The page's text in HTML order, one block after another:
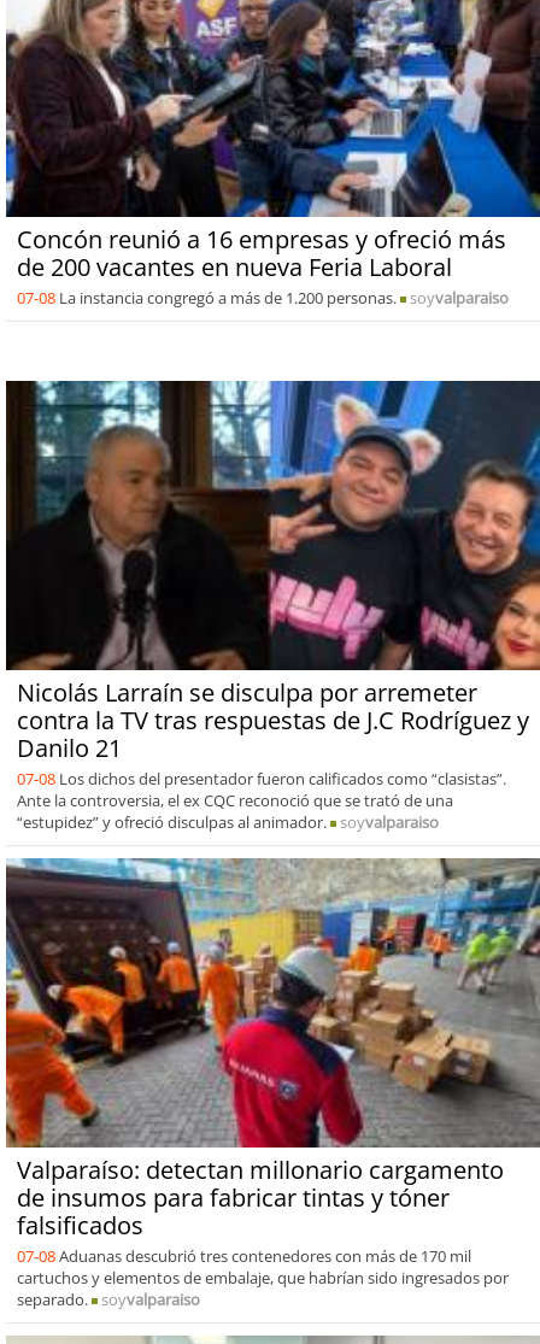
Concón reunió a 16 empresas y ofreció más
de 200 vacantes en nueva Feria Laboral
07-08 La instancia congregó a más de 1.200 personas. soyvalparaiso
Nicolás Larraín se disculpa por arremeter
contra la TV tras respuestas de J.C Rodríguez y
Danilo 21
07-08 Los dichos del presentador fueron calificados como “clasistas”.
Ante la controversia, el ex CQC reconoció que se trató de una
“estupidez” y ofreció disculpas al animador.
soyvalparaiso
Valparaíso: detectan millonario cargamento
de insumos para fabricar tintas y tóner
falsificados
07-08Aduanas descubrió tres contenedores con más de 170 mil
cartuchos y elementos de embalaje, que habrían sido ingresados por
separado.
soyvalparaiso